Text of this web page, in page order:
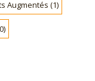
Augmentés (1)